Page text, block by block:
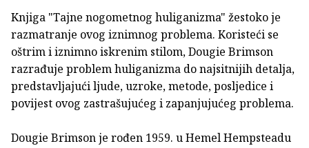
Knjiga "Tajne nogometnog huliganizma" žestoko je
razmatranje ovog iznimnog problema. Koristeći se
oštrim i iznimno iskrenim stilom, Dougie Brimson
razrađuje problem huliganizma do najsitnijih detalja,
predstavljajući ljude, uzroke, metode, posljedice i
povijest ovog zastrašujućeg i zapanjujućeg problema.
Dougie Brimson je rođen 1959. u Hemel Hempsteadu